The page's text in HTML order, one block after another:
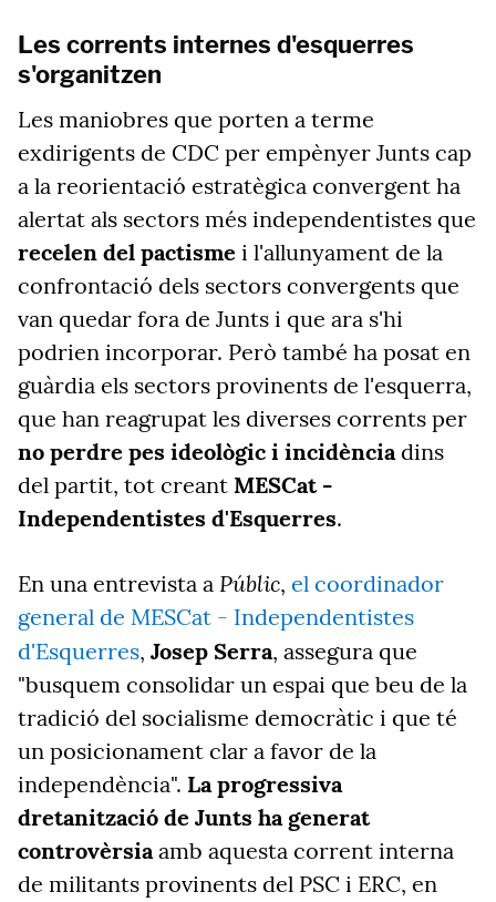
Les corrents internes d'esquerres
s'organitzen
Les maniobres que porten a terme
exdirigents de CDC per empènyer Junts cap
a la reorientació estratègica convergent ha
alertat als sectors més independentistes que
recelen del pactisme i l'allunyament de la
confrontació dels sectors convergents que
van quedar fora de Junts i que ara s'hi
podrien incorporar. Però també ha posat en
guàrdia els sectors provinents de l'esquerra,
que han reagrupat les diverses corrents per
no perdre pes ideològic i incidènciadins
del partit, tot creant MESCat -
Independentistes d'Esquerres.
En una entrevista a Públic, el coordinador
general de MESCat - Independentistes
d'Esquerres, Josep Serra, assegura que
"busquem consolidar un espai que beu de la
tradició del socialisme democràtic i que té
un posicionament clar a favor de la
independència". La progressiva
dretanització de Junts ha generat
controvèrsiaamb aquesta corrent interna
de militants provinents del PSC i ERC, en